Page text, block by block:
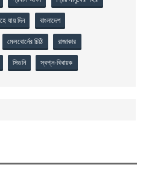
যায় দিন বাংলাদেশ
মেলবোর্নের চিঠি রাজাকার
সিডনি স্বপ্ন-বিধায়ক